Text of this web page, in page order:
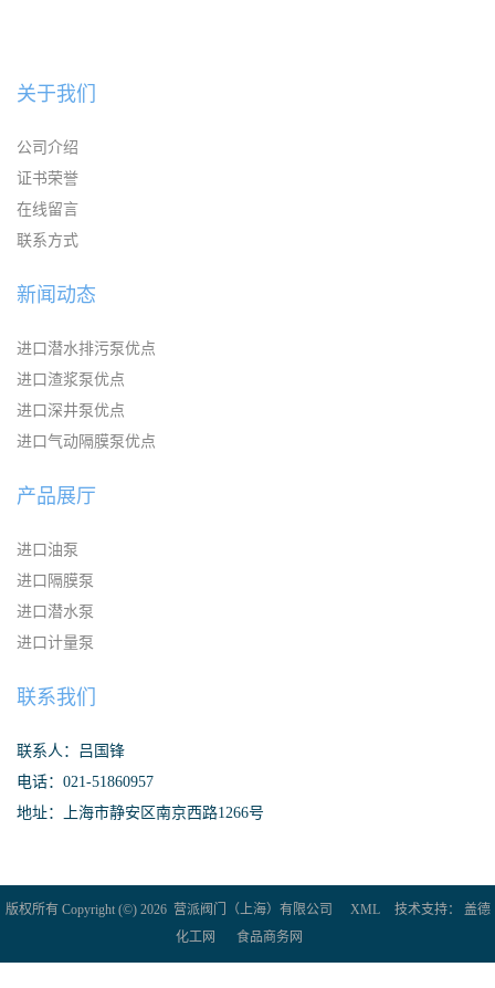
关于我们
公司介绍
证书荣誉
在线留言
联系方式
新闻动态
进口潜水排污泵优点
进口渣浆泵优点
进口深井泵优点
进口气动隔膜泵优点
产品展厅
进口油泵
进口隔膜泵
进口潜水泵
进口计量泵
联系我们
联系人：吕国锋
电话：021-51860957
地址：上海市静安区南京西路1266号
版权所有 Copyright (©) 2026 营派阀门（上海）有限公司 XML 技术支持：
盖德
化工网
食品商务网